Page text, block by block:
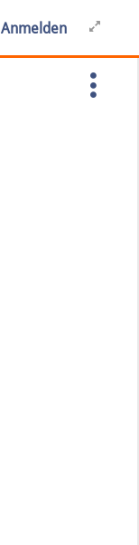
Anmelden